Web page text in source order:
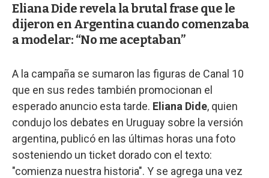
Eliana Dide revela la brutal frase que le
dijeron en Argentina cuando comenzaba
a modelar: “No me aceptaban”
A la campaña se sumaron las figuras de Canal 10
que en sus redes también promocionan el
esperado anuncio esta tarde. Eliana Dide, quien
condujo los debates en Uruguay sobre la versión
argentina, publicó en las últimas horas una foto
sosteniendo un ticket dorado con el texto:
"comienza nuestra historia". Y se agrega una vez